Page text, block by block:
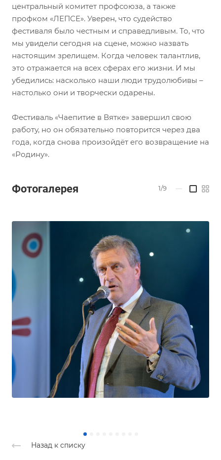
центральный комитет профсоюза, а также
профком «ЛЕПСЕ». Уверен, что судейство
фестиваля было честным и справедливым. То, что
мы увидели сегодня на сцене, можно назвать
настоящим зрелищем. Когда человек талантлив,
это отражается на всех сферах его жизни. И мы
убедились: насколько наши люди трудолюбивы –
настолько они и творчески одарены.
Фестиваль «Чаепитие в Вятке» завершил свою
работу, но он обязательно повторится через два
года, когда снова произойдёт его возвращение на
«Родину».
Фотогалерея 1/9 —
Назад к списку